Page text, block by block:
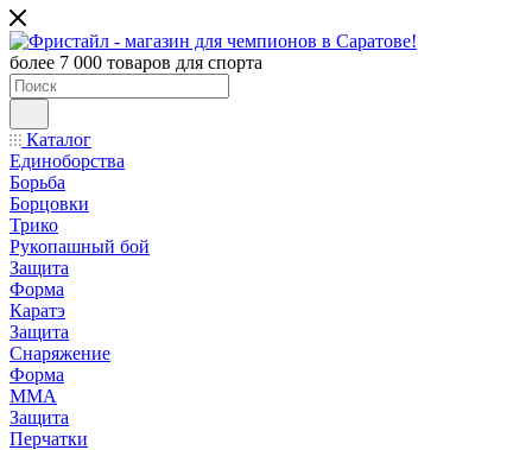
более 7 000 товаров для спорта
Каталог
Единоборства
Борьба
Борцовки
Трико
Рукопашный бой
Защита
Форма
Каратэ
Защита
Снаряжение
Форма
ММА
Защита
Перчатки